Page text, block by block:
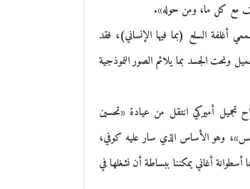
مع كل ما، ومن حوله».
السلع (بما فيها الإنساني)، فقد
ونحت الجسد بما يلائم الصور النموذجية
تجميل أميركي انتقل من عيادة «تحسين
وهو الأساس الذي سار عليه كوفي،
أسطوانة أغاني يمكننا ببساطة أن نشغلها في